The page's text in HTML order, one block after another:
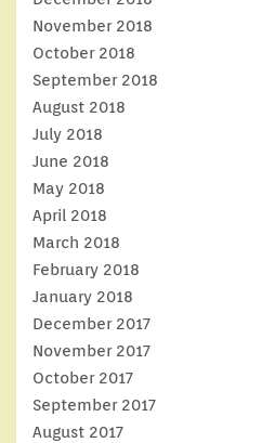
November 2018
October 2018
September 2018
August 2018
July 2018
June 2018
May 2018
April 2018
March 2018
February 2018
January 2018
December 2017
November 2017
October 2017
September 2017
August 2017